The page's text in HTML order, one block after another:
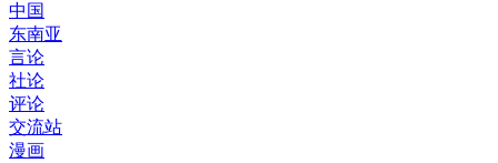
中国
东南亚
言论
社论
评论
交流站
漫画